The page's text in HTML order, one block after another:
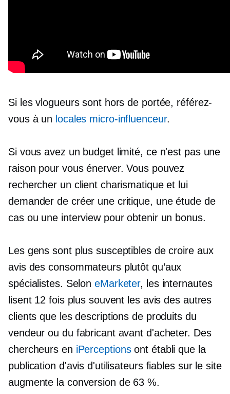
Si les vlogueurs sont hors de portée, référez-
vous à un locales micro-influenceur.
Si vous avez un budget limité, ce n'est pas une
raison pour vous énerver. Vous pouvez
rechercher un client charismatique et lui
demander de créer une critique, une étude de
cas ou une interview pour obtenir un bonus.
Les gens sont plus susceptibles de croire aux
avis des consommateurs plutôt qu’aux
spécialistes. Selon eMarketer, les internautes
lisent 12 fois plus souvent les avis des autres
clients que les descriptions de produits du
vendeur ou du fabricant avant d'acheter. Des
chercheurs en iPerceptionsont établi que la
publication d'avis d'utilisateurs fiables sur le site
augmente la conversion de 63 %.